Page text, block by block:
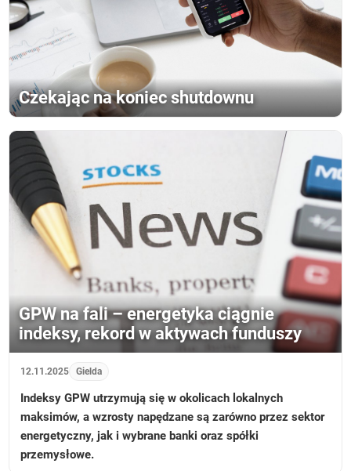
Czekając na koniec shutdownu
GPW na fali – energetyka ciągnie
indeksy, rekord w aktywach funduszy
12.11.2025 Gielda
Indeksy GPW utrzymują się w okolicach lokalnych
maksimów, a wzrosty napędzane są zarówno przez sektor
energetyczny, jak i wybrane banki oraz spółki
przemysłowe.